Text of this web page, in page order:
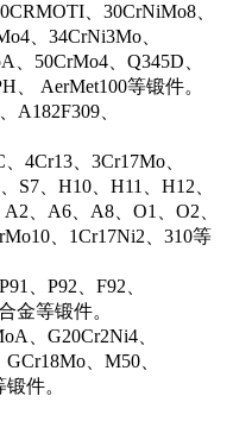
、30CrNiMo8、
、34CrNi3Mo、
50CrMo4、Q345D、
、 AerMet100等锻件。
A182F309、
4Cr13、3Cr17Mo、
S7、H10、H11、H12、
、A6、A8、O1、O2、
、1Cr17Ni2、310等
、P92、F92、
金等锻件。
、G20Cr2Ni4、
、M50、
件。